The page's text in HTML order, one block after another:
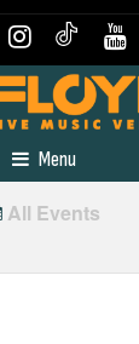
Menu
All Events